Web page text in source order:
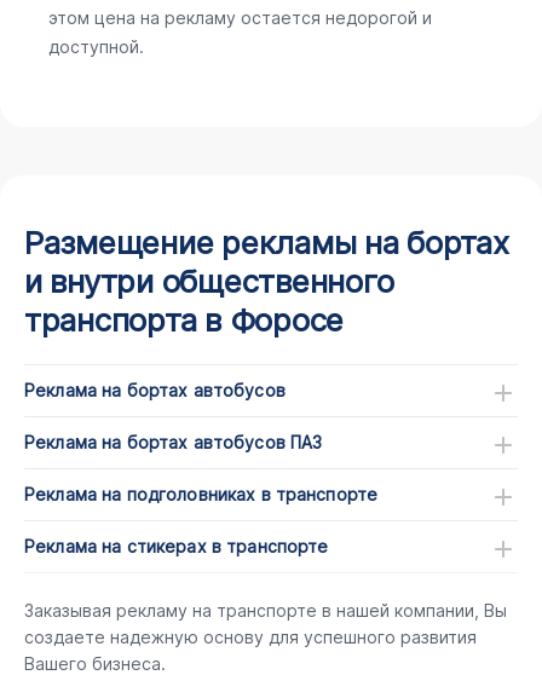
этом цена на рекламу остается недорогой и
доступной.
Размещение рекламы на бортах
и внутри общественного
транспорта в Форосе
Реклама на бортах автобусов
Реклама на бортах автобусов ПАЗ
Реклама на подголовниках в транспорте
Реклама на стикерах в транспорте
Заказывая рекламу на транспорте в нашей компании, Вы
создаете надежную основу для успешного развития
Вашего бизнеса.